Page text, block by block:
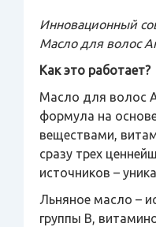
Инновационный
Масло для волос
Как это работает?
Масло для волос
формула на
веществами,
сразу трех
источников –
Льняное масло –
группы В,